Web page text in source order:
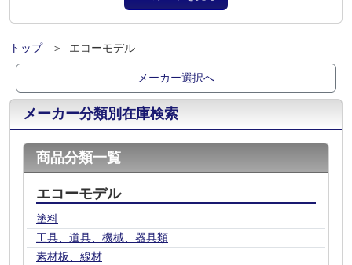
トップ
＞ エコーモデル
メーカー選択へ
メーカー分類別在庫検索
商品分類一覧
エコーモデル
塗料
工具、道具、機械、器具類
素材板、線材